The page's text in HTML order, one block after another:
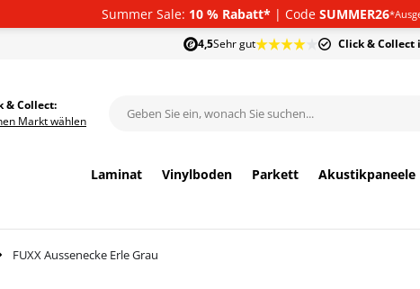
Summer Sale: 10 % Rabatt*| Code SUMMER26
4,5Sehr gut Click & Collect
& Collect:
Markt wählen
Laminat Vinylboden Parkett Akustikpaneele
FUXX Aussenecke Erle Grau